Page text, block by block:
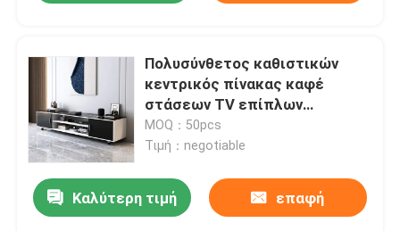
Πολυσύνθετος καθιστικών
κεντρικός πίνακας καφέ
στάσεων TV επίπλων
καθορισμένος
MOQ：50pcs
Τιμή：negotiable
Καλύτερη τιμή επαφή